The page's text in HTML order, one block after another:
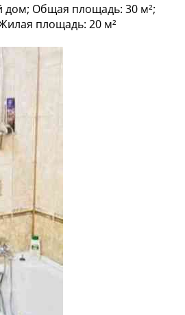
дом; Общая площадь: 30 м²;
площадь: 20 м²